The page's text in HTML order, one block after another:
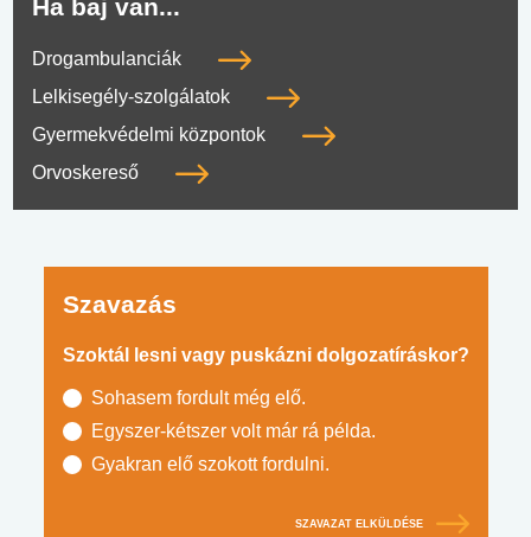
Ha baj van...
Drogambulanciák
Lelkisegély-szolgálatok
Gyermekvédelmi központok
Orvoskereső
Szavazás
Szoktál lesni vagy puskázni dolgozatíráskor?
Sohasem fordult még elő.
Egyszer-kétszer volt már rá példa.
Gyakran elő szokott fordulni.
SZAVAZAT ELKÜLDÉSE